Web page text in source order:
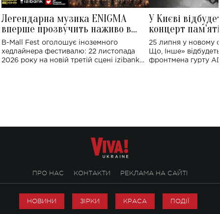
Легендарна музика ENIGMA
вперше прозвучить наживо в
Україні: де відбудеться концерт
B-Mall Fest оголошує іноземного
хедлайнера фестивалю: 22 листопада
2026 року на новій третій сцені izibank
У Києві
концерт
Клименка:
виконають
25 липня у новому
Що, Інше»
фронтмена гурту
ПРО НАС КОНТАКТИ РЕКЛАМА НА САЙТІ
НОВИНИ ЗІРКИ КРАСА ПОДІЇ